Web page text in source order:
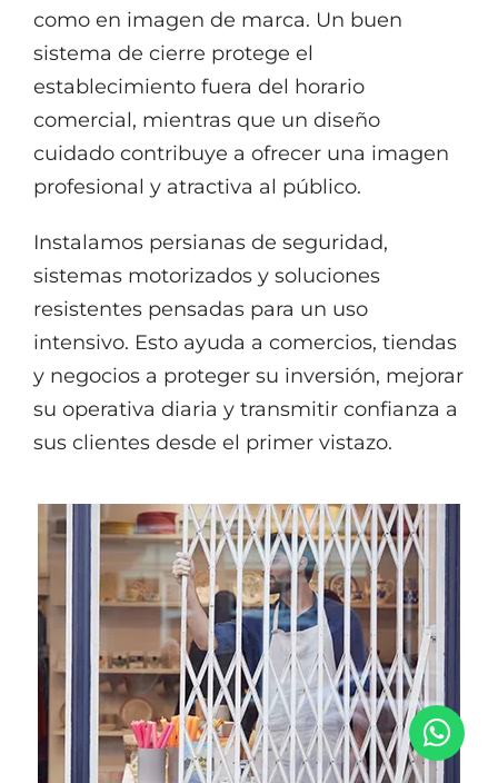
como en imagen de marca. Un buen
sistema de cierre protege el
establecimiento fuera del horario
comercial, mientras que un diseño
cuidado contribuye a ofrecer una imagen
profesional y atractiva al público.
Instalamos persianas de seguridad,
sistemas motorizados y soluciones
resistentes pensadas para un uso
intensivo. Esto ayuda a comercios, tiendas
y negocios a proteger su inversión, mejorar
su operativa diaria y transmitir confianza a
sus clientes desde el primer vistazo.